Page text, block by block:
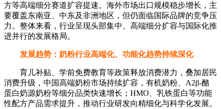
方等高端细分赛道扩容提速。海外市场出口规模稳步增长，主
要覆盖东南亚、中东及非洲地区，但仍面临国际品牌的竞争压
力。整体来看，行业呈现头部集中、高端细分扩容与国际化推
进并行的发展格局。
发展趋势：奶粉行业高端化、功能化趋势持续深化
育儿补贴、学前免费教育等政策释放消费潜力，叠加居民
消费升级，中国高端奶粉市场持续扩容，有机奶粉、A2β-酪
蛋白奶源奶粉等细分品类快速增长；HMO、乳铁蛋白等功能
性配方产品需求提升，推动行业研发向精细化与科学化发展。